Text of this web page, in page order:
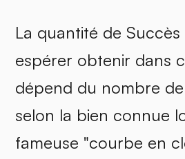
La quantité de
espérer obtenir dans
dépend du nombre
selon la bien connue
fameuse "courbe en